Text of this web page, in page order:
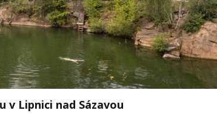
v Lipnici nad Sázavou